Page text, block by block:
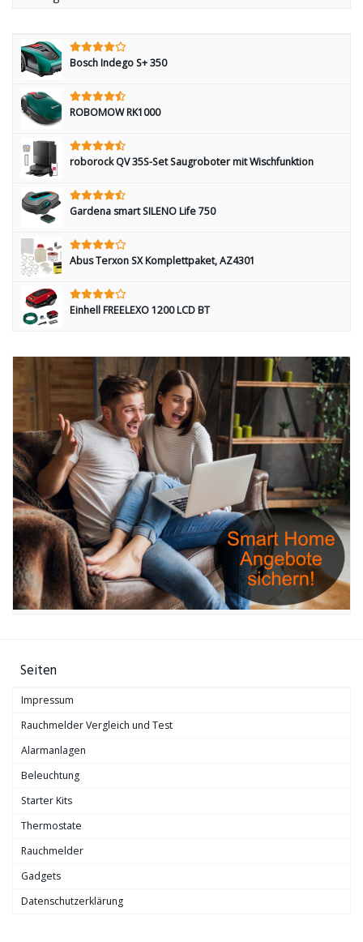
Bosch Indego S+ 350
ROBOMOW RK1000
roborock QV 35S-Set Saugroboter mit Wischfunktion
Gardena smart SILENO Life 750
Abus Terxon SX Komplettpaket, AZ4301
Einhell FREELEXO 1200 LCD BT
Seiten
Impressum
Rauchmelder Vergleich und Test
Alarmanlagen
Beleuchtung
Starter Kits
Thermostate
Rauchmelder
Gadgets
Datenschutzerklärung